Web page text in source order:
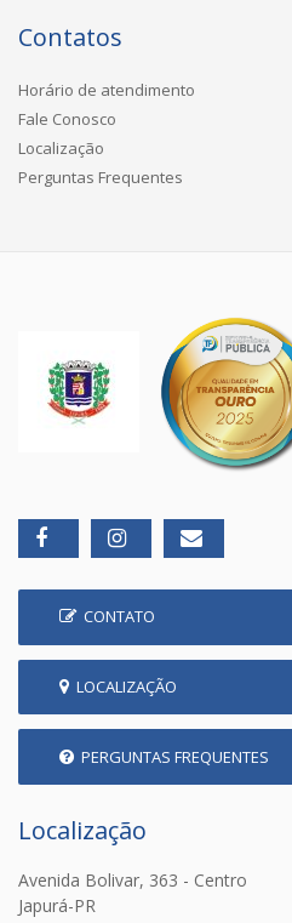
Contatos
Horário de atendimento
Fale Conosco
Localização
Perguntas Frequentes
CONTATO
LOCALIZAÇÃO
PERGUNTAS FREQUENTES
Localização
Avenida Bolivar, 363 - Centro
Japurá-PR